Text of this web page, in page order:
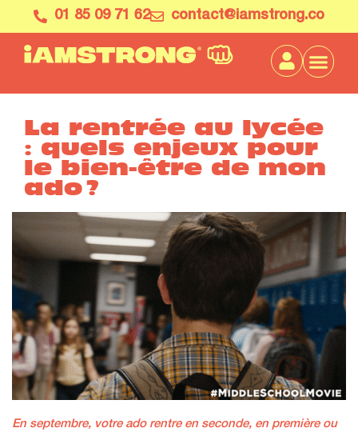
01 85 09 71 62 contact@iamstrong.co
La rentrée au lycée
: quels enjeux pour
le bien-être de mon
ado ?
En septembre, votre ado rentre en seconde, en première ou